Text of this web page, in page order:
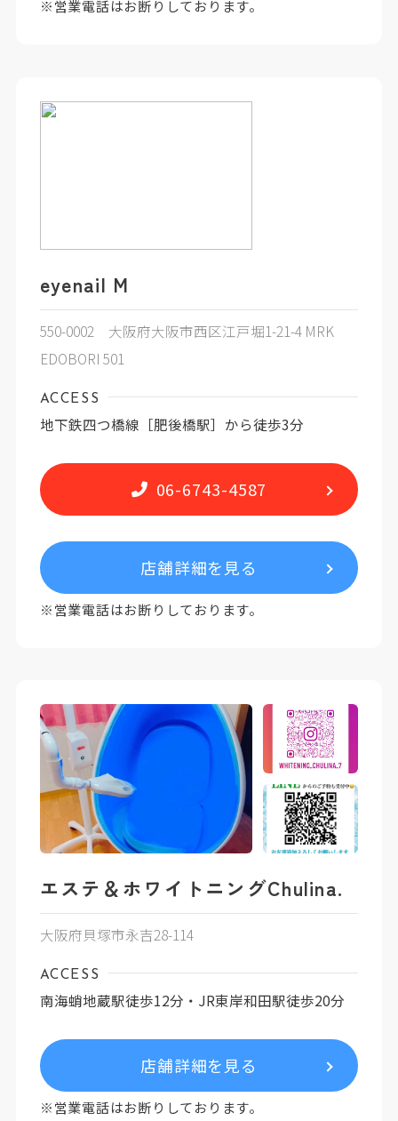
※営業電話はお断りしております。
eyenail M
550-0002 大阪府大阪市西区江戸堀1-21-4 MRK
EDOBORI 501
ACCESS
地下鉄四つ橋線［肥後橋駅］から徒歩3分
06-6743-4587
店舗詳細を見る
※営業電話はお断りしております。
エステ＆ホワイトニングChulina.
大阪府貝塚市永吉28-114
ACCESS
南海蛸地蔵駅徒歩12分・JR東岸和田駅徒歩20分
店舗詳細を見る
※営業電話はお断りしております。